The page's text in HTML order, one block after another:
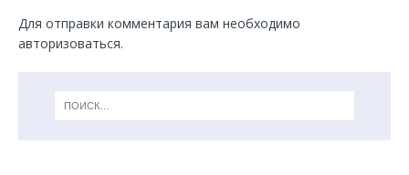
Для отправки комментария вам необходимо
авторизоваться.